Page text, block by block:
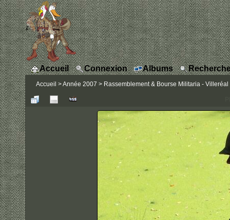
Accueil Connexion Albums
Accueil >Année 2007 > Rassemblement & Bourse Militaria - Villeréal